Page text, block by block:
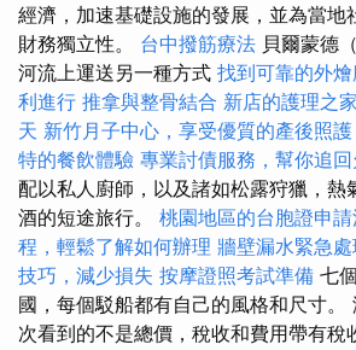
經濟，加速基礎設施的發展，並為當地
財務獨立性。 台中撥筋療法 貝爾蒙德
河流上運送另一種方式 找到可靠的外
利進行 推拿與整骨結合 新店的護理之
天 新竹月子中心，享受優質的產後照護
特的餐飲體驗 專業討債服務，幫你追回
配以私人廚師，以及諸如松露狩獵，熱
酒的短途旅行。 桃園地區的台胞證申請
程，輕鬆了解如何辦理 牆壁漏水緊急
技巧，減少損失 按摩證照考試準備 七
國，每個駁船都有自己的風格和尺寸
次看到的不是總價，稅收和費用帶有稅